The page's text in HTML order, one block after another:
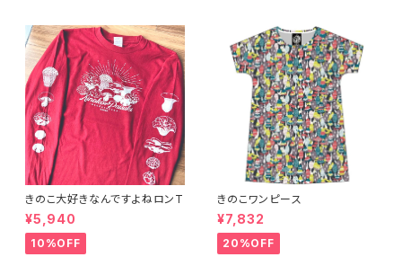
きのこ大好きなんですよねロンT
¥5,940
10%OFF
きのこワンピース
¥7,832
20%OFF